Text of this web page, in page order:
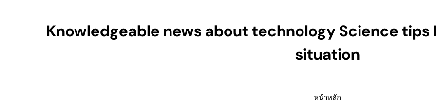
Knowledgeable news about technology Science
situation
หน้าหลัก